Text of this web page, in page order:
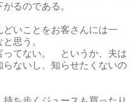
るのである。
いことをお客さんには一
思う。
ってない。 というか、夫は
ないし、知らせたくないの